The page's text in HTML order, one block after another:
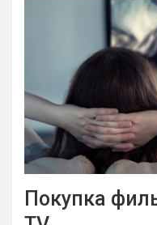
Покупка